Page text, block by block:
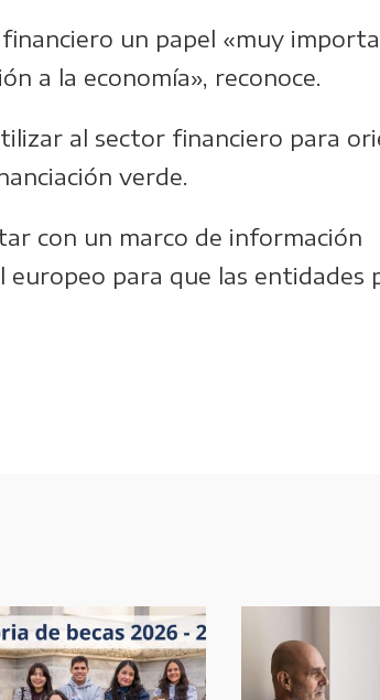
un papel «muy
a la economía», reconoce.
al sector financiero para
verde.
con un marco de información
para que las entidades